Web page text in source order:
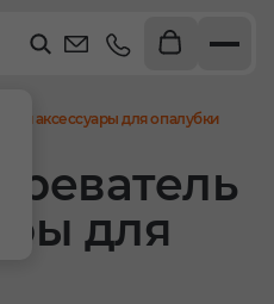
для
и аксессуары для опалубки